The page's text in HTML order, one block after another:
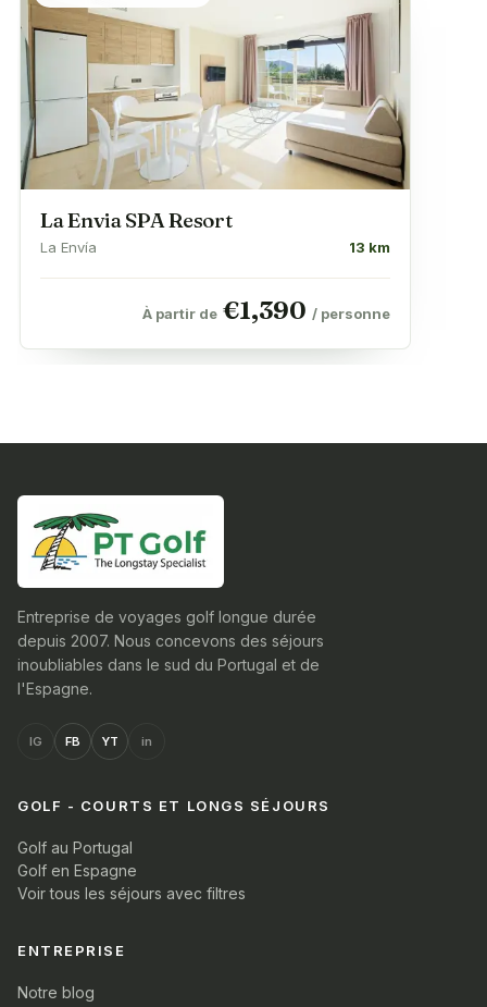
La Envia SPA Resort
La Envía 13 km
À partir de €1,390 / personne
Entreprise de voyages golf longue durée
depuis 2007. Nous concevons des séjours
inoubliables dans le sud du Portugal et de
l'Espagne.
IG FB YT in
GOLF - COURTS ET LONGS SÉJOURS
Golf au Portugal
Golf en Espagne
Voir tous les séjours avec filtres
ENTREPRISE
Notre blog